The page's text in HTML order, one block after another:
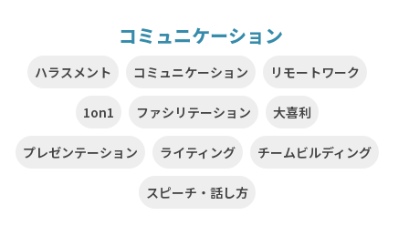
コミュニケーション
ハラスメント コミュニケーション リモートワーク
1on1 ファシリテーション 大喜利
プレゼンテーション ライティング チームビルディング
スピーチ・話し方